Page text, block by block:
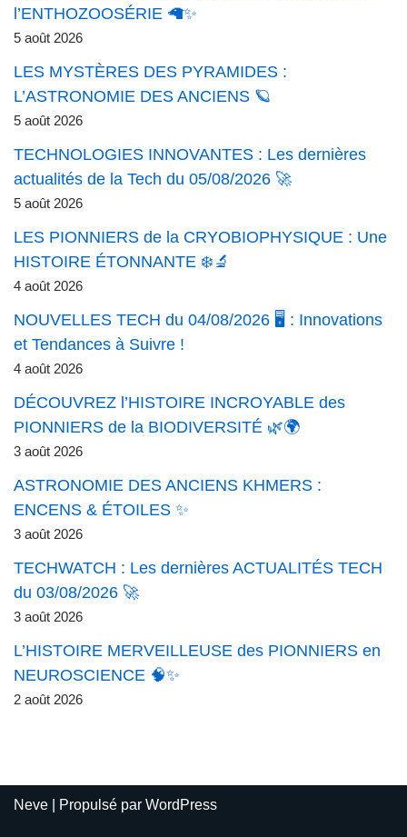
l’ENTHOZOOSÉRIE 🦙✨
5 août 2026
LES MYSTÈRES DES PYRAMIDES :
L’ASTRONOMIE DES ANCIENS 🪐
5 août 2026
TECHNOLOGIES INNOVANTES : Les dernières
actualités de la Tech du 05/08/2026 🚀
5 août 2026
LES PIONNIERS de la CRYOBIOPHYSIQUE : Une
HISTOIRE ÉTONNANTE ❄️🔬
4 août 2026
NOUVELLES TECH du 04/08/2026 🖥️ : Innovations
et Tendances à Suivre !
4 août 2026
DÉCOUVREZ l’HISTOIRE INCROYABLE des
PIONNIERS de la BIODIVERSITÉ 🌿🌍
3 août 2026
ASTRONOMIE DES ANCIENS KHMERS :
ENCENS & ÉTOILES ✨
3 août 2026
TECHWATCH : Les dernières ACTUALITÉS TECH
du 03/08/2026 🚀
3 août 2026
L’HISTOIRE MERVEILLEUSE des PIONNIERS en
NEUROSCIENCE 🧠✨
2 août 2026
Neve | Propulsé par WordPress